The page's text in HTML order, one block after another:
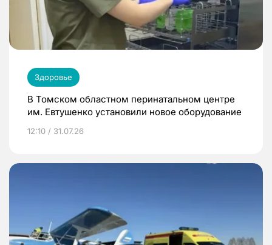
Здоровье
В Томском областном перинатальном центре
им. Евтушенко установили новое оборудование
12:10 / 31.07.26